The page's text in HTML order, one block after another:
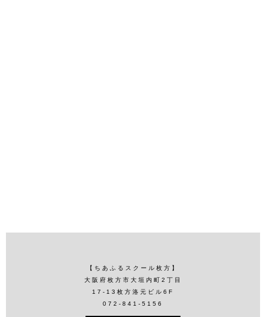
【ちあふるスクール枚方】
大阪府枚方市大垣内町2丁目
17-13枚方洛元ビル6F
072-841-5156